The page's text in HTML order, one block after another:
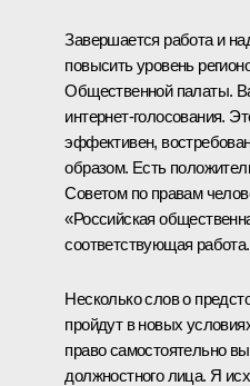
Завершается работа и
повысить уровень
Общественной палаты.
интернет-голосования.
эффективен,
образом. Есть
Советом по правам
«Российская
соответствующая работа.
Несколько слов о
пройдут в новых
право самостоятельно
должностного лица. Я